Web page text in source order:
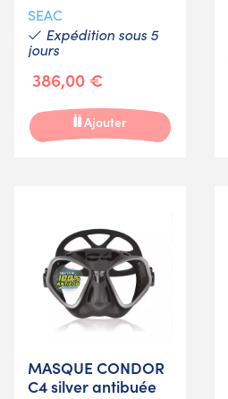
SEAC
Expédition sous 5
jours
386,00 €
Ajouter
MASQUE CONDOR
C4 silver antibuée